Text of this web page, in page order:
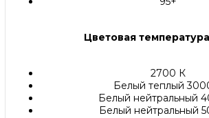
Цветовая
2700 К
Белый теплый
Белый нейтральный
Белый нейтральный